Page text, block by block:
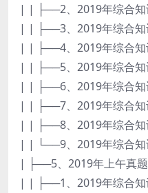
| | ├──2、2019年综合知
| | ├──3、2019年综合知
| | ├──4、2019年综合知
| | ├──5、2019年综合知
| | ├──6、2019年综合知
| | ├──7、2019年综合知
| | ├──8、2019年综合知
| | └──9、2019年综合知
| ├──5、2019年上午真题
| | ├──1、2019年综合知